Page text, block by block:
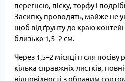
перегною, піску, торфу і
Засипку проводять, майже не
щоб від ґрунту до краю
близько 1,5–2 см.
Через 1,5–2 місяці після
кілька справжніх листків,
відповідності з обраним